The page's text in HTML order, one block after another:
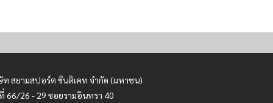
สยามสปอร์ต ซินติเคท จำกัด (มหาชน)
66/26 - 29 ซอยรามอินทรา 40